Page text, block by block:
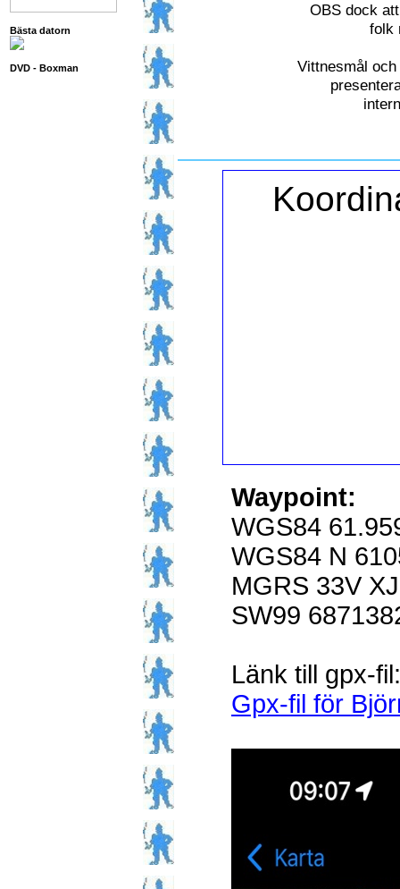
Bästa datorn
DVD - Boxman
OBS dock
folk
Vittnesmål
Waypoint:
WGS84
WGS84 N
MGRS 33V
SW99
Länk till gpx-fil:
Gpx-fil för